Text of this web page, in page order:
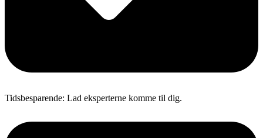
Tidsbesparende: Lad eksperterne komme til dig.